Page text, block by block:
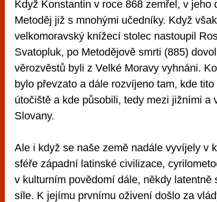
Když Konstantin v roce 868 zemřel, v jeho
Metoděj již s mnohými učedníky. Když
velkomoravský knížecí stolec nastoupil
Svatopluk, po Metodějově smrti (885)
věrozvěstů byli z Velké Moravy vyhnáni.
bylo převzato a dále rozvíjeno tam, kde
útočiště a kde působili, tedy mezi jižními a
Slovany.
Ale i když se naše země nadále vyvíjely v
sféře západní latinské civilizace,
v kulturním povědomí dále, někdy latentně
síle. K jejímu prvnímu oživení došlo za